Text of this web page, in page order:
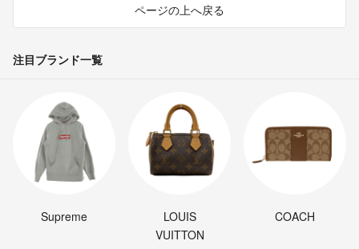
ページの上へ戻る
注目ブランド一覧
Supreme
LOUIS
VUITTON
COACH